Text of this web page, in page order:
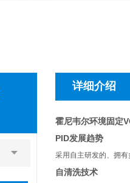
详细介绍
霍尼韦尔环境固定
PID发展趋势
采用自主研发的、拥
自清洗技术